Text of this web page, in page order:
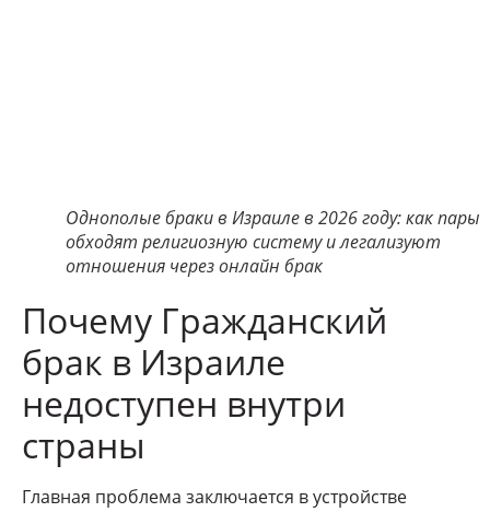
Однополые браки в Израиле в 2026 году: как пары
обходят религиозную систему и легализуют
отношения через онлайн брак
Почему Гражданский
брак в Израиле
недоступен внутри
страны
Главная проблема заключается в устройстве